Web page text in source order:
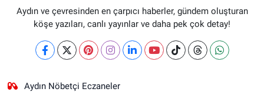
Aydın ve çevresinden en çarpıcı haberler, gündem oluşturan
köşe yazıları, canlı yayınlar ve daha pek çok detay!
Aydın Nöbetçi Eczaneler